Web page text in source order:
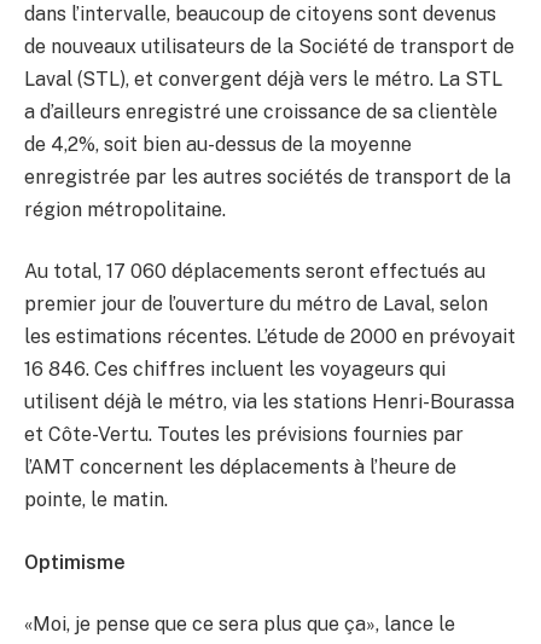
dans l’intervalle, beaucoup de citoyens sont devenus
de nouveaux utilisateurs de la Société de transport de
Laval (STL), et convergent déjà vers le métro. La STL
a d’ailleurs enregistré une croissance de sa clientèle
de 4,2%, soit bien au-dessus de la moyenne
enregistrée par les autres sociétés de transport de la
région métropolitaine.
Au total, 17 060 déplacements seront effectués au
premier jour de l’ouverture du métro de Laval, selon
les estimations récentes. L’étude de 2000 en prévoyait
16 846. Ces chiffres incluent les voyageurs qui
utilisent déjà le métro, via les stations Henri-Bourassa
et Côte-Vertu. Toutes les prévisions fournies par
l’AMT concernent les déplacements à l’heure de
pointe, le matin.
Optimisme
«Moi, je pense que ce sera plus que ça», lance le